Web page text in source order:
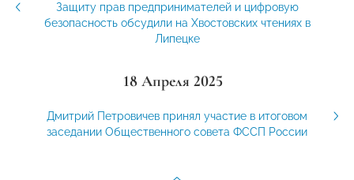
Защиту прав предпринимателей и цифровую
безопасность обсудили на Хвостовских чтениях в
Липецке
18 Апреля 2025
Дмитрий Петровичев принял участие в итоговом
заседании Общественного совета ФССП России